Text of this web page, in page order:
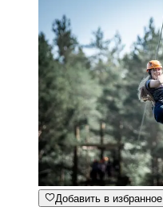
Добавить в избранное